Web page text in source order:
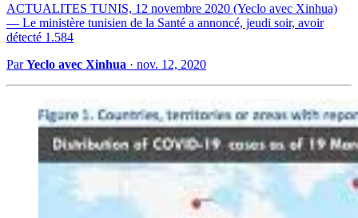
ACTUALITES TUNIS, 12 novembre 2020 (Yeclo avec Xinhua)
— Le ministère tunisien de la Santé a annoncé, jeudi soir, avoir
détecté 1.584
ParYeclo avec Xinhua · nov. 12, 2020